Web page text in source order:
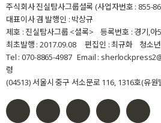
주식회사 진실탐사그룹셜록 (사업자번호 : 855-
대표이사 겸 발행인 : 박상규
제호 : 진실탐사그룹 <셜록> 등록번호 : 경기,
최초발행 : 2017.09.08 편집인 : 최규화 청소년
Tel : 070-8865-4987 Email :
령
(04513) 서울시 중구 서소문로 116, 1316호(유원